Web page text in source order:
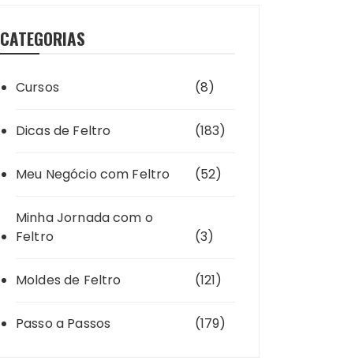
CATEGORIAS
Cursos (8)
Dicas de Feltro (183)
Meu Negócio com Feltro (52)
Minha Jornada com o
Feltro
(3)
Moldes de Feltro (121)
Passo a Passos (179)